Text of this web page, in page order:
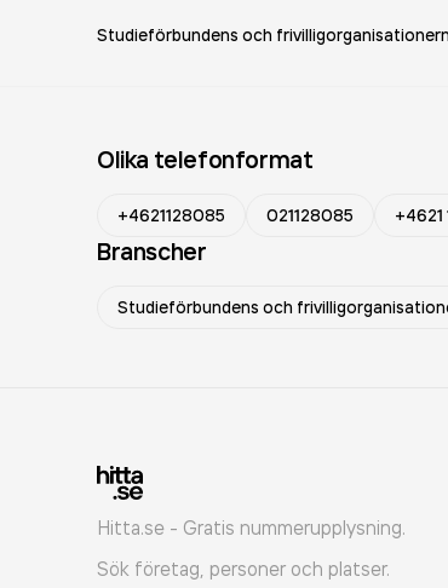
Studieförbundens och
Olika telefonformat
+4621128085 021128085 +4621
Branscher
Studieförbundens och
Hitta.se - Gratis nummerupplysning.
Sök företag, personer och platser.